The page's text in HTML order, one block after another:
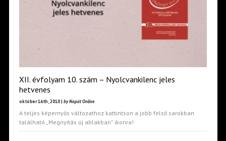
XII. évfolyam 10. szám – Nyolcvankilenc jeles
hetvenes
október 16th, 2010 | by Napút Online
A teljes képernyős változathoz kattintson a jobb felső sarokban
található „Megnyitás új ablakban” ikonra!